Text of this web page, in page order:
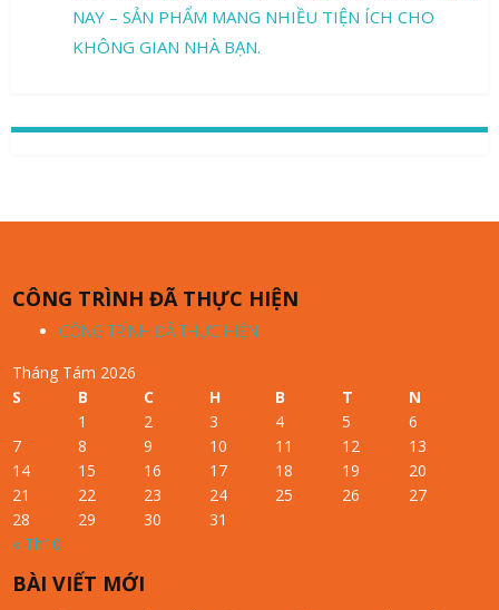
NAY – SẢN PHẨM MANG NHIỀU TIỆN ÍCH CHO
KHÔNG GIAN NHÀ BẠN.
CÔNG TRÌNH ĐÃ THỰC HIỆN
CÔNG TRÌNH ĐÃ THỰC HIỆN
Tháng Tám 2026
S
B C H B T N
« Th10
1 2 3 4 5
6
7
8 9 10 11 12
13
14
15 16 17 18 19
20
21
22 23 24 25 26
27
28
29 30 31
BÀI VIẾT MỚI